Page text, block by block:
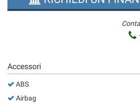
Accessori
ABS
Airbag